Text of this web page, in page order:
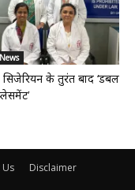
सिजेरियन के तुरंत बाद ‘डबल
Us
Disclaimer